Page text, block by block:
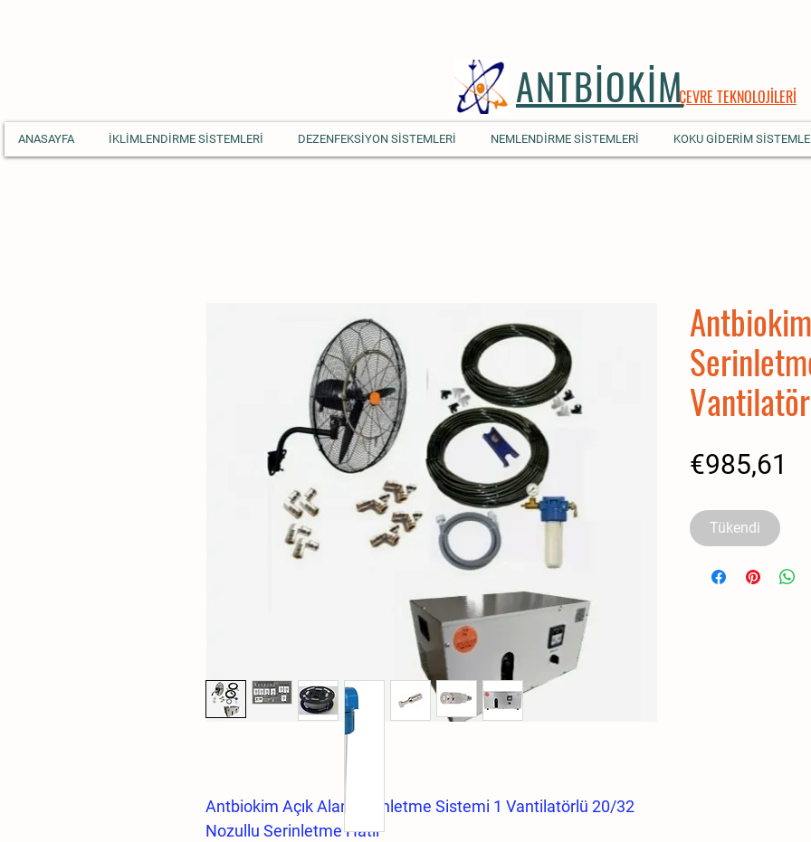
ANASAYFA İKLİMLENDİRME SİSTEMLERİ DEZENFEKSİYON SİSTEMLERİ NEMLENDİRME SİSTEMLERİ KOKU GİDERİM
ÇEVRE TEKNOLOJİLERİ
ANTBİOKİM
Antbiokim Açık Alan Serinletme Sistemi 1 Vantilatörlü 20/32
Nozullu Serinletme Hatlı
€985,61
Tükendi